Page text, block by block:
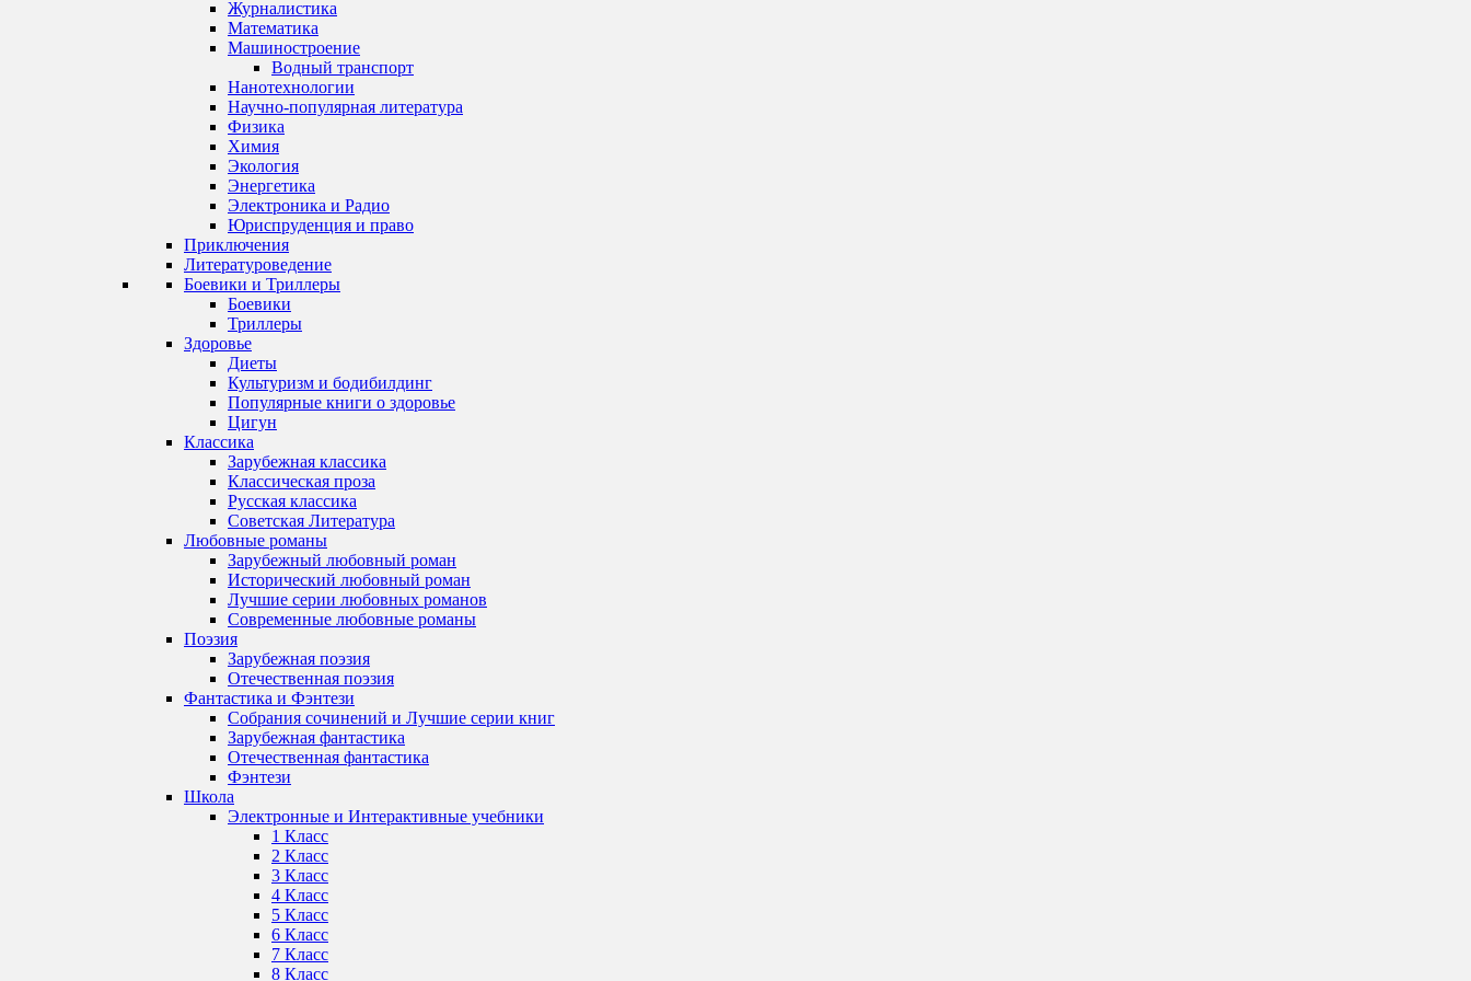
Журналистика
Математика
Машиностроение
Водный транспорт
Нанотехнологии
Научно-популярная литература
Физика
Химия
Экология
Энергетика
Электроника и Радио
Юриспруденция и право
Приключения
Литературоведение
Боевики и Триллеры
Боевики
Триллеры
Здоровье
Диеты
Культуризм и бодибилдинг
Популярные книги о здоровье
Цигун
Классика
Зарубежная классика
Классическая проза
Русская классика
Советская Литература
Любовные романы
Зарубежный любовный роман
Исторический любовный роман
Лучшие серии любовных романов
Современные любовные романы
Поэзия
Зарубежная поэзия
Отечественная поэзия
Фантастика и Фэнтези
Собрания сочинений и Лучшие серии книг
Зарубежная фантастика
Отечественная фантастика
Фэнтези
Школа
Электронные и Интерактивные учебники
1 Класс
2 Класс
3 Класс
4 Класс
5 Класс
6 Класс
7 Класс
8 Класс